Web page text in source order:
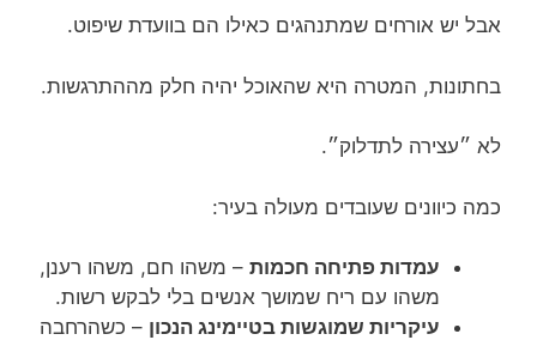
אבל יש אורחים שמתנהגים כאילו הם בוועדת שיפוט.
בחתונות, המטרה היא שהאוכל יהיה חלק מההתרגשות.
לא ״עצירה לתדלוק״.
כמה כיוונים שעובדים מעולה בעיר:
עמדות פתיחה חכמות – משהו חם, משהו רענן,
משהו עם ריח שמושך אנשים בלי לבקש רשות.
עיקריות שמוגשות בטיימינג הנכון – כשהרחבה